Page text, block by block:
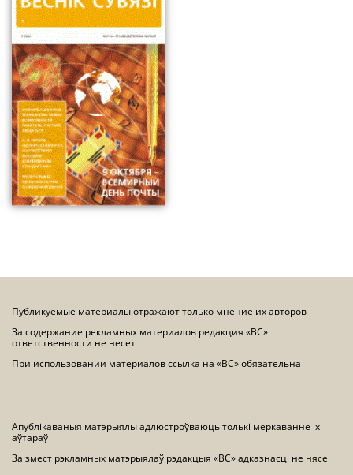
Публикуемые материалы отражают только мнение их авторов
За содержание рекламных материалов редакция «ВС»
ответственности не несет
При использовании материалов ссылка на «ВС» обязательна
Апублікаваныя матэрыялы адлюстроўваюць толькі меркаванне іх
аўтараў
За змест рэкламных матэрыялаў рэдакцыя «ВС» адказнасці не нясе